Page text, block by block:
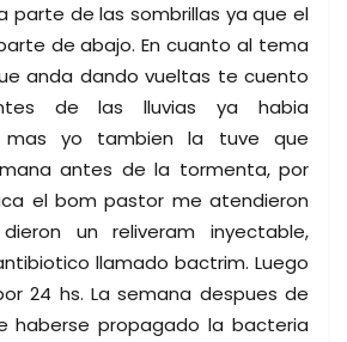
parte de las sombrillas ya que el
de abajo. En cuanto al tema
anda dando vueltas te cuento
de las lluvias ya habia
mas yo tambien la tuve que
antes de la tormenta, por
el bom pastor me atendieron
un reliveram inyectable,
llamado bactrim. Luego
24 hs. La semana despues de
haberse propagado la bacteria